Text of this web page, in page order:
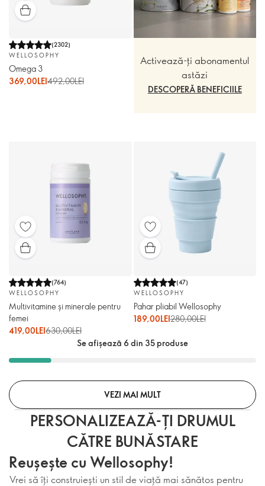
(2302)
WELLOSOPHY
Omega 3
369,00LEI492,00LEI
Activează-ți abonamentul
astăzi
DESCOPERĂ BENEFICIILE
(764)
WELLOSOPHY
Multivitamine și minerale pentru
femei
419,00LEI630,00LEI
(47)
WELLOSOPHY
Pahar pliabil Wellosophy
189,00LEI280,00LEI
Se afișează 6 din 35 produse
VEZI MAI MULT
PERSONALIZEAZĂ-ȚI DRUMUL
CĂTRE BUNĂSTARE
Reușește cu Wellosophy!
Vrei să îți construiești un stil de viață mai sănătos pentru